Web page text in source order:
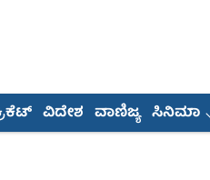
ವಿದೇಶ ವಾಣಿಜ್ಯ ಸಿನಿಮಾ